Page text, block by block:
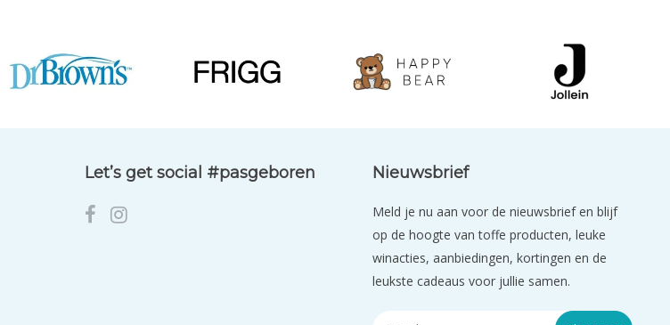
Let’s get social #pasgeboren Nieuwsbrief
Meld je nu aan voor de nieuwsbrief en blijf
op de hoogte van toffe producten, leuke
winacties, aanbiedingen, kortingen en de
leukste cadeaus voor jullie samen.